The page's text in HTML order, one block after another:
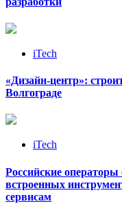
iTech
«Дизайн‑центр»:
Волгограде
iTech
Российские
встроенных
сервисам